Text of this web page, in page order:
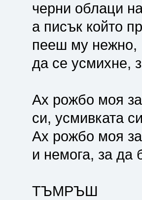
черни облаци
а писък който
пееш му нежно,
да се усмихне,
Ах рожбо моя
си, усмивката
Ах рожбо моя
и немога, за
ТЪМРЪШ